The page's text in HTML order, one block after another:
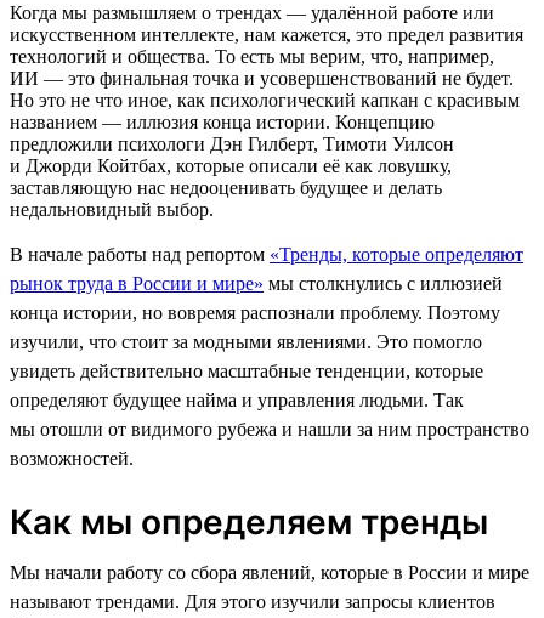
Когда мы размышляем о трендах — удалённой работе или
искусственном интеллекте, нам кажется, это предел развития
технологий и общества. То есть мы верим, что, например,
ИИ — это финальная точка и усовершенствований не будет.
Но это не что иное, как психологический капкан с красивым
названием — иллюзия конца истории. Концепцию
предложили психологи Дэн Гилберт, Тимоти Уилсон
и Джорди Койтбах, которые описали её как ловушку,
заставляющую нас недооценивать будущее и делать
недальновидный выбор.
В начале работы над репортом «Тренды, которые определяют
рынок труда в России и мире» мы столкнулись с иллюзией
конца истории, но вовремя распознали проблему. Поэтому
изучили, что стоит за модными явлениями. Это помогло
увидеть действительно масштабные тенденции, которые
определяют будущее найма и управления людьми. Так
мы отошли от видимого рубежа и нашли за ним пространство
возможностей.
Как мы определяем тренды
Мы начали работу со сбора явлений, которые в России и мире
называют трендами. Для этого изучили запросы клиентов